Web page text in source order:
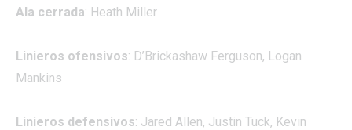
Ala cerrada: Heath Miller
Linieros ofensivos: D’Brickashaw Ferguson, Logan
Mankins
Linieros defensivos: Jared Allen, Justin Tuck, Kevin